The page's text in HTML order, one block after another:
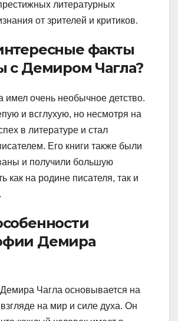
литературных
от зрителей и критиков.
факты
с Демиром Чагла?
имел очень необычное детство.
и всглухую, но несмотря на
в литературе и стал
Его книги также были
и получили большую
как на родине писателя, так и
Демира
Чагла основывается на
на мир и силе духа. Он